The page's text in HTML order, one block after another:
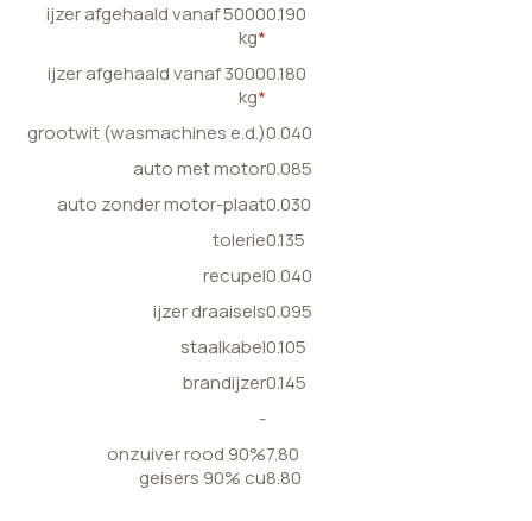
ijzer afgehaald vanaf 5000
kg*
0.190
ijzer afgehaald vanaf 3000
kg*
0.180
grootwit (wasmachines e.d.)0.040
auto met motor0.085
auto zonder motor-plaat0.030
tolerie0.135
recupel0.040
ijzer draaisels0.095
staalkabel0.105
brandijzer0.145
-
onzuiver rood 90%
geisers 90% cu
7.80
8.80